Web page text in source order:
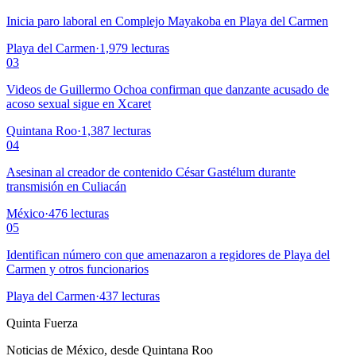
Inicia paro laboral en Complejo Mayakoba en Playa del Carmen
Playa del Carmen·1,979 lecturas
03
Videos de Guillermo Ochoa confirman que danzante acusado de
acoso sexual sigue en Xcaret
Quintana Roo·1,387 lecturas
04
Asesinan al creador de contenido César Gastélum durante
transmisión en Culiacán
México·476 lecturas
05
Identifican número con que amenazaron a regidores de Playa del
Carmen y otros funcionarios
Playa del Carmen·437 lecturas
Quinta Fuerza
Noticias de México, desde Quintana Roo